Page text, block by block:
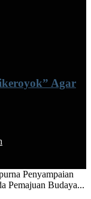
Agar
Penyampaian
Pemajuan Budaya...